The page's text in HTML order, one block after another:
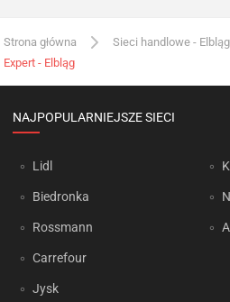
Strona główna Sieci handlowe - Elbląg
Expert - Elbląg
NAJPOPULARNIEJSZE SIECI
Lidl
Biedronka
Rossmann
Carrefour
Jysk